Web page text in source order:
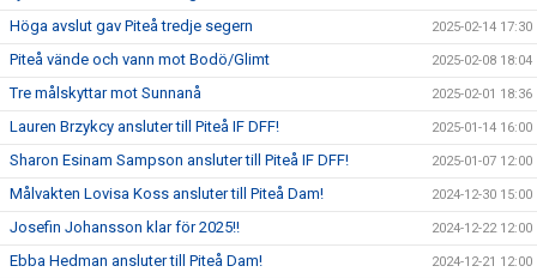
Höga avslut gav Piteå tredje segern 2025-02-14 17:30
Piteå vände och vann mot Bodö/Glimt 2025-02-08 18:04
Tre målskyttar mot Sunnanå 2025-02-01 18:36
Lauren Brzykcy ansluter till Piteå IF DFF! 2025-01-14 16:00
Sharon Esinam Sampson ansluter till Piteå IF DFF! 2025-01-07 12:00
Målvakten Lovisa Koss ansluter till Piteå Dam! 2024-12-30 15:00
Josefin Johansson klar för 2025!! 2024-12-22 12:00
Ebba Hedman ansluter till Piteå Dam! 2024-12-21 12:00